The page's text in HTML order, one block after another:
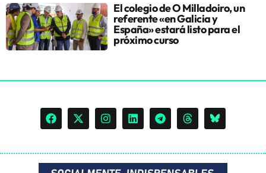
El colegio de O Milladoiro, un
referente «en Galicia y
España» estará listo para el
próximo curso